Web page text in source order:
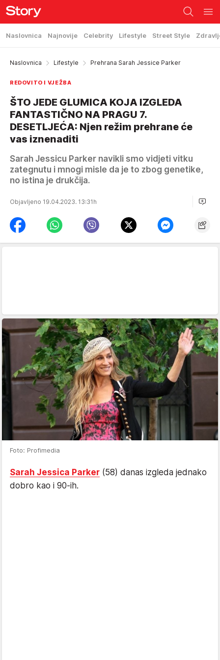
Naslovnica Najnovije Celebrity Lifestyle Street Style
Naslovnica Lifestyle Prehrana Sarah Jessice Parker
REDOVITO I VJEŽBA
ŠTO JEDE GLUMICA KOJA IZGLEDA
FANTASTIČNO NA PRAGU 7.
DESETLJEĆA: Njen režim prehrane će
vas iznenaditi
Sarah Jessicu Parker navikli smo vidjeti vitku
zategnutu i mnogi misle da je to zbog genetike,
no istina je drukčija.
Objavljeno 19.04.2023. 13:31h
Foto: Profimedia
Sarah Jessica Parker (58) danas izgleda jednako
dobro kao i 90-ih.